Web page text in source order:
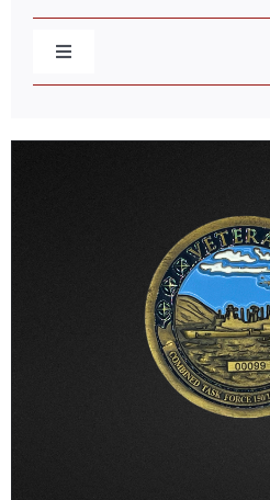
Toggle
Navigation
Caps & Beklædning
Distinktioner / Epaulettes